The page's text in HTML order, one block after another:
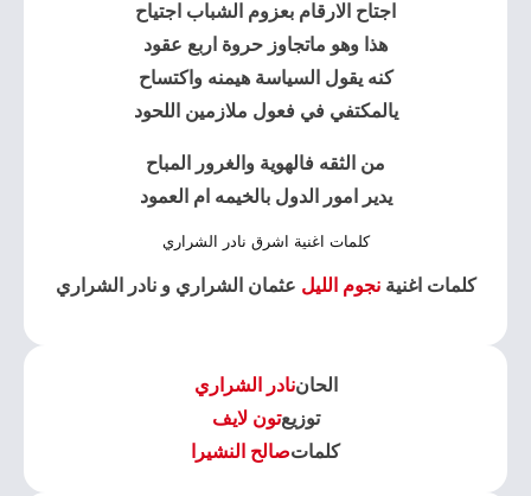
اجتاح الارقام بعزوم الشباب اجتياح
هذا وهو ماتجاوز حروة اربع عقود
كنه يقول السياسة هيمنه واكتساح
يالمكتفي في فعول ملازمين اللحود
من الثقه فالهوية والغرور المباح
يدير امور الدول بالخيمه ام العمود
كلمات اغنية اشرق نادر الشراري
كلمات اغنيةنجوم الليل عثمان الشراري و نادر الشراري
الحاننادر الشراري
توزيعتون لايف
كلماتصالح النشيرا